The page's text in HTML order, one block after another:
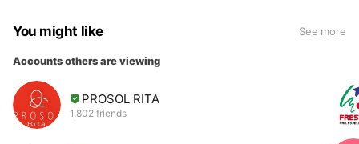
You might like See more
Accounts others are viewing
PROSOL RITA
1,802 friends